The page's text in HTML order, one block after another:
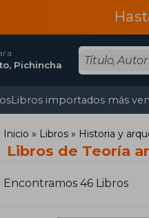
a
Pichincha
Libros importados más
Inicio Libros Historia y
Libros de Teoría
Encontramos 46 Libros